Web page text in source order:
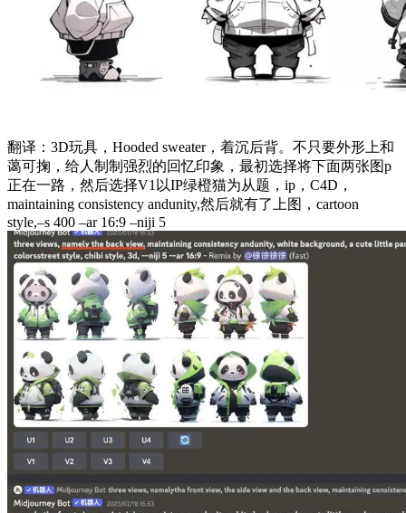
翻译：3D玩具，Hooded sweater，着沉后背。不只要外形上和
蔼可掬，给人制制强烈的回忆印象，最初选择将下面两张图p
正在一路，然后选择V1以IP绿橙猫为从题，ip，C4D，
maintaining consistency andunity,然后就有了上图，cartoon
style,–s 400 –ar 16:9 –niji 5